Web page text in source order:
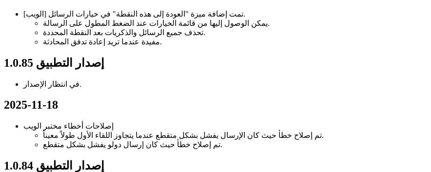
[الويب] تمت إضافة ميزة "العودة إلى هذه النقطة" في خيارات الرسائل.
يمكن الوصول إليها من قائمة الخيارات عند الضغط المطول على الرسالة.
تحذف جميع الرسائل والذكريات بعد النقطة المحددة.
مفيدة عندما تريد إعادة تدفق المحادثة.
إصدار التطبيق 1.0.85
في انتظار الإصدار.
2025-11-18
إصلاحات أخطاء مختبر الويب
تم إصلاح خطأ حيث كان الإرسال يفشل بشكل متقطع عندما يتجاوز اللقاء الأول طولاً معيناً.
تم إصلاح خطأ حيث كان إرسال دولو يفشل بشكل متقطع.
إصدار التطبيق 1.0.84